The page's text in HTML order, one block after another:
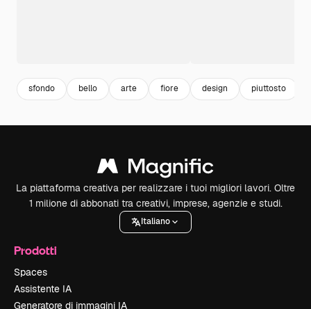
sfondo bello arte fiore design piuttosto
La piattaforma creativa per realizzare i tuoi migliori lavori. Oltre
1 milione di abbonati tra creativi, imprese, agenzie e studi.
Italiano
Prodotti
Spaces
Assistente IA
Generatore di immagini IA